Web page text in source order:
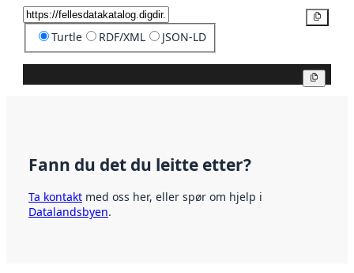
Turtle RDF/XML JSON-LD
Fann du det du leitte etter?
Ta kontakt med oss her, eller spør om hjelp i
Datalandsbyen.